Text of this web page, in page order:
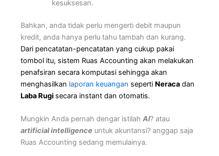
kesuksesan.
Bahkan, anda tidak perlu mengerti debit maupun
kredit, anda hanya perlu tahu tambah dan kurang.
Dari pencatatan-pencatatan yang cukup pakai
tombol itu, sistem Ruas Accounting akan melakukan
penafsiran secara komputasi sehingga akan
menghasilkan laporan keuangan seperti Neracadan
Laba Rugi secara instant dan otomatis.
Mungkin Anda pernah dengar istilah AI? atau
artificial intelligence untuk akuntansi? anggap saja
Ruas Accounting sedang memulainya.